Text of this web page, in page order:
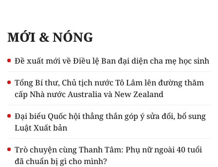
MỚI & NÓNG
Đề xuất mới về Điều lệ Ban đại diện cha mẹ học sinh
Tổng Bí thư, Chủ tịch nước Tô Lâm lên đường thăm
cấp Nhà nước Australia và New Zealand
Đại biểu Quốc hội thẳng thắn góp ý sửa đổi, bổ sung
Luật Xuất bản
Trò chuyện cùng Thanh Tâm: Phụ nữ ngoài 40 tuổi
đã chuẩn bị gì cho mình?